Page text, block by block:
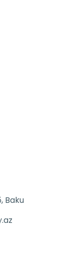
Baku